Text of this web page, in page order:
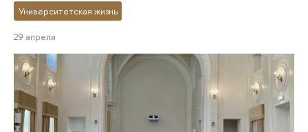
Университетская жизнь
29 апреля